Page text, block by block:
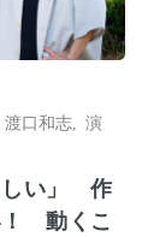
,渡口和志 ,演
しい」 作
！ 動くこ